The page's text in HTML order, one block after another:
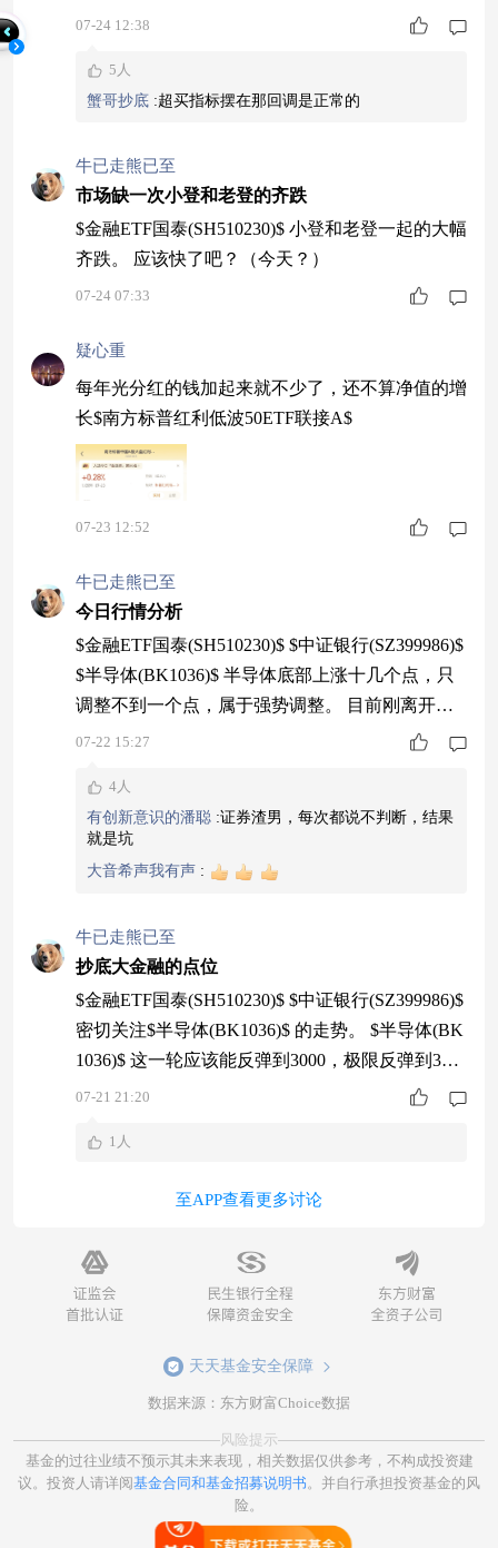
来的也不会买老登。 就像老登不买小登股一样。
谓的价值投资者，也仍然套在老登的高处。 最近
老登上涨不过是稳市资金的手笔而已，跟风者寥
就要
07-24 12:38
5人
蟹哥抄底 :超买指标摆在那回调是正常的
牛已走熊已至
市场缺一次小登和老登的齐跌
$金融ETF国泰(SH510230)$ 小登和老登一起的大幅
齐跌。 应该快了吧？（今天？）
07-24 07:33
疑心重
每年光分红的钱加起来就不少了，还不算净值的增
长$南方标普红利低波50ETF联接A$
07-23 12:52
牛已走熊已至
今日行情分析
$金融ETF国泰(SH510230)$ $中证银行(SZ399986)$
$半导体(BK1036)$ 半导体底部上涨十几个点，只
调整不到一个点，属于强势调整。 目前刚离开超
卖区，离上方套牢盘距离较远，后面两天仍然有机
卖后阴包阳调整，今天没有阳包阴强势收复昨天的
阴线，但收复了一半并站稳，评价中性，后期走势
07-22 15:27
4人
有创新意识的潘聪 :证券渣男，每次都说不判断，结果
就是坑
大音希声我有声 :
牛已走熊已至
抄底大金融的点位
$金融ETF国泰(SH510230)$ $中证银行(SZ399986)$
密切关注$半导体(BK1036)$ 的走势。 $半导体(BK
1036)$ 这一轮应该能反弹到3000，极限反弹到330
0。 大金融及$中证银行(SZ399986)$ 调整的低点，
段顶相对应。 半导体今天进了大量资金，反弹到3
07-21 21:20
1人
至APP查看更多讨论
天天基金安全保障
数据来源：东方财富Choice数据
风险提示
基金的过往业绩不预示其未来表现，相关数据仅供参考，不构成投资建
议。投资人请详阅基金合同和基金招募说明书。并自行承担投资基金的风
险。